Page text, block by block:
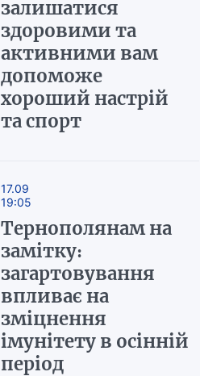
залишатися
здоровими та
активними вам
допоможе
хороший настрій
та спорт
17.09
19:05
Тернополянам на
замітку:
загартовування
впливає на
зміцнення
імунітету в осінній
період